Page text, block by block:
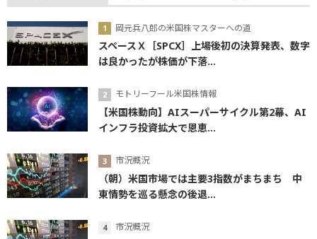
岡元兵八郎の米国株マスターへの道
スペースＸ［SPCX］上場後初の決算発表、数字
は良かったが株価が下落...
モトリーフール米国株情報
【米国株動向】AIスーパーサイクル第2幕、AI
インフラ投資拡大で恩恵...
市況概況
（朝）米国市場では主要3指数がまちまち 中
東情勢を巡る懸念の後退...
市況概況